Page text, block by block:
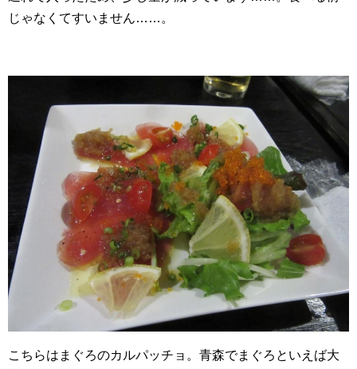
じゃなくてすいません……。
こちらはまぐろのカルパッチョ。青森でまぐろといえば大